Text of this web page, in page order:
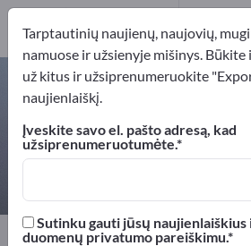
Sensorinė technika –
gamintojus ir tiekėjus
Eksportuotojai
Exportpages
Matavimo
Tarptautinių naujienų, naujovių,
namuose ir užsienyje mišinys.
už kitus ir užsiprenumeruokite
naujienlaiškį.
Įveskite savo el. pašto adresą, kad
užsiprenumeruotumėte.
Sutinku gauti jūsų naujienlaiškius
duomenų privatumo pareiškimu.